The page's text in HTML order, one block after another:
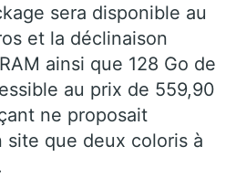
sera disponible au
et la déclinaison
ainsi que 128 Go de
au prix de 559,90
ne proposait
site que deux coloris à